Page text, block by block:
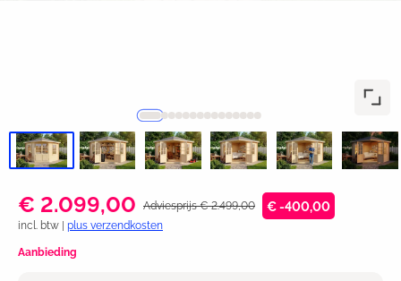
€ 2.099,00 Adviesprijs € 2.499,00 € -400,00
incl. btw | plus verzendkosten
Aanbieding